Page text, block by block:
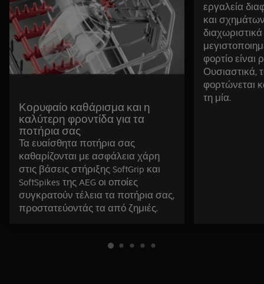
Κορυφαίο καθάρισμα και η
καλύτερη φροντίδα για τα
ποτήρια σας
Τα ευαίσθητα ποτήρια σας
καθαρίζονται με ασφάλεια χάρη
στις βάσεις στήριξης SoftGrip και
SoftSpikes της AEG οι οποίες
συγκρατούν τέλεια τα ποτήρια σας,
προστατεύοντάς τα από ζημιές.
εργαλεία
και
διαχωριστικά
φορτίο είναι
Ουσιαστικά,
φορτώνεται
τη μία.